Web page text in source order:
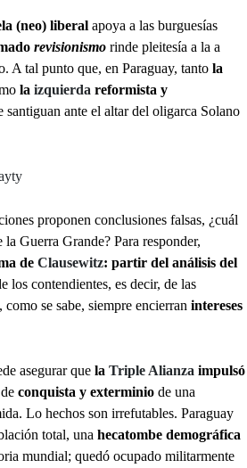
(neo) liberal apoya a las burguesías
revisionismo rinde pleitesía a la a
A tal punto que, en Paraguay, tanto la
la izquierda reformista y
santiguan ante el altar del oligarca Solano
proponen conclusiones falsas, ¿cuál
Guerra Grande? Para responder,
de Clausewitz: partir del análisis del
los contendientes, es decir, de las
como se sabe, siempre encierran intereses
asegurar que la Triple Alianza impulsó
conquista y exterminio de una
Lo hechos son irrefutables. Paraguay
total, una hecatombe demográfica
mundial; quedó ocupado militarmente